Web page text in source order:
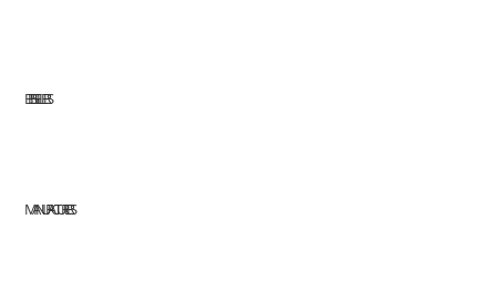
BEST SELLERS
MANUFACTURERS